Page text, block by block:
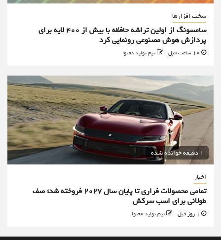
سخت افزارها
سامسونگ از اولین تراشه حافظه با بیش از ۴۰۰ لایه برای
پردازش هوش مصنوعی رونمایی کرد
تیم تولید محتوا
1 دقیقه خوانده شده
اخبار
تمامی محصولات فراری تا پایان سال ۲۰۲۷ فروخته شد؛ صف
طولانی برای اسب سرکش
تیم تولید محتوا